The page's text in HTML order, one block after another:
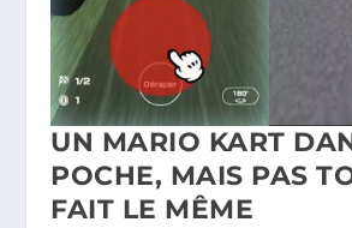
UN MARIO KART
POCHE, MAIS PAS
FAIT LE MÊME